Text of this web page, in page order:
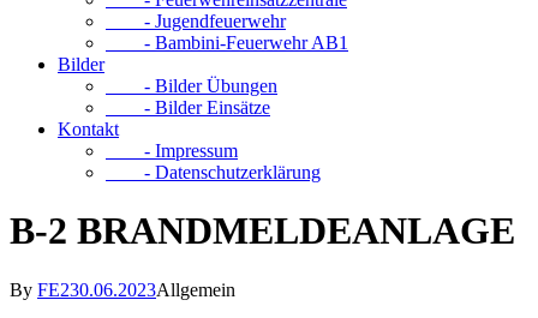
- Jugendfeuerwehr
- Bambini-Feuerwehr AB1
Bilder
- Bilder Übungen
- Bilder Einsätze
Kontakt
- Impressum
- Datenschutzerklärung
B-2 BRANDMELDEANLAGE
By FE230.06.2023Allgemein